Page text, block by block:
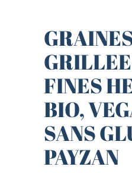
FINES
BIO,
SANS
PAYZAN